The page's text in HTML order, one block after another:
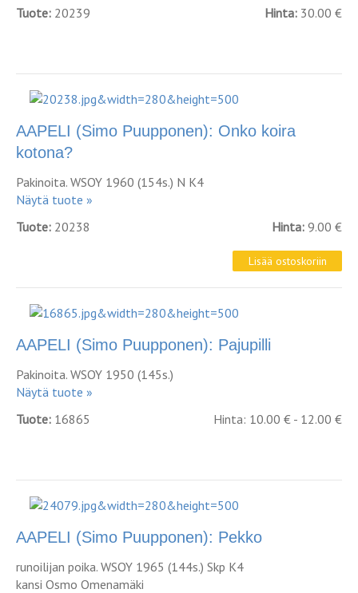
Tuote: 20239 Hinta: 30.00 €
AAPELI (Simo Puupponen): Onko koira
kotona?
Pakinoita. WSOY 1960 (154s.) N K4
Näytä tuote »
Tuote: 20238 Hinta: 9.00 €
AAPELI (Simo Puupponen): Pajupilli
Pakinoita. WSOY 1950 (145s.)
Näytä tuote »
Tuote: 16865 Hinta: 10.00 € - 12.00 €
AAPELI (Simo Puupponen): Pekko
runoilijan poika. WSOY 1965 (144s.) Skp K4
kansi Osmo Omenamäki